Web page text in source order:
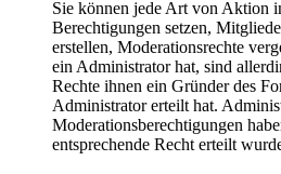
Sie können jede Art von Aktion
Berechtigungen setzen,
erstellen, Moderationsrechte
ein Administrator hat, sind
Rechte ihnen ein Gründer des
Administrator erteilt hat.
Moderationsberechtigungen
entsprechende Recht erteilt